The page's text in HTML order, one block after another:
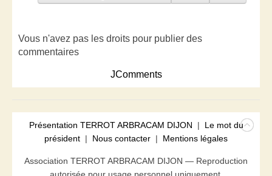
Vous n'avez pas les droits pour publier des
commentaires
JComments
Présentation TERROT ARBRACAM DIJON | Le mot du
président | Nous contacter | Mentions légales
Association TERROT ARBRACAM DIJON — Reproduction